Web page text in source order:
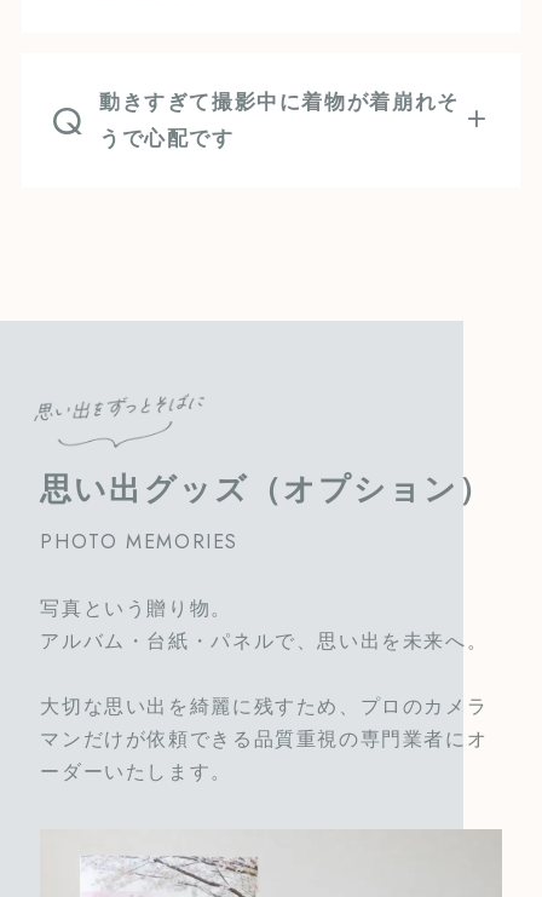
Q
動きすぎて撮影中に着物が着崩れそ
うで心配です
思い出グッズ（オプション）
PHOTO MEMORIES
写真という贈り物。
アルバム・台紙・パネルで、思い出を未来へ。
大切な思い出を綺麗に残すため、プロのカメラ
マンだけが依頼できる品質重視の専門業者にオ
ーダーいたします。